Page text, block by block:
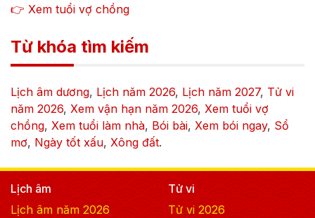
👉 Xem tuổi vợ chồng
Từ khóa tìm kiếm
Lịch âm dương, Lịch năm 2026, Lịch năm 2027, Tử vi
năm 2026, Xem vận hạn năm 2026, Xem tuổi vợ
chồng, Xem tuổi làm nhà, Bói bài, Xem bói ngay, Sổ
mơ, Ngày tốt xấu, Xông đất.
Lịch âm
Lịch âm năm 2026
Tử vi
Tử vi 2026